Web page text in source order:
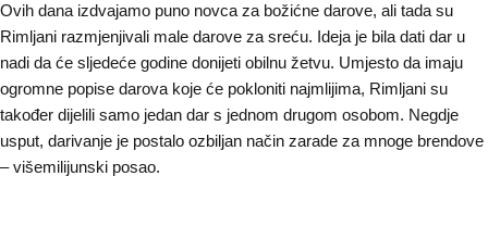
Ovih dana izdvajamo puno novca za božićne darove, ali tada su
Rimljani razmjenjivali male darove za sreću. Ideja je bila dati dar u
nadi da će sljedeće godine donijeti obilnu žetvu. Umjesto da imaju
ogromne popise darova koje će pokloniti najmlijima, Rimljani su
također dijelili samo jedan dar s jednom drugom osobom. Negdje
usput, darivanje je postalo ozbiljan način zarade za mnoge brendove
– višemilijunski posao.